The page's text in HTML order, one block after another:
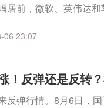
居前，微软、英伟达
06 23:07
！反弹还是反转
反弹行情。8月6日，